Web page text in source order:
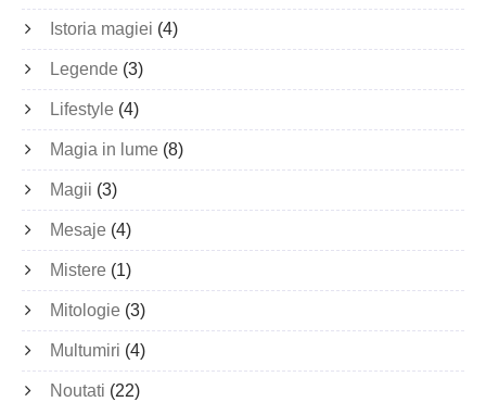
Istoria magiei (4)
Legende (3)
Lifestyle (4)
Magia in lume (8)
Magii (3)
Mesaje (4)
Mistere (1)
Mitologie (3)
Multumiri (4)
Noutati (22)